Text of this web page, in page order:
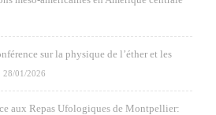
sur la physique de l’éther et les
28/01/2026
aux Repas Ufologiques de Montpellier: